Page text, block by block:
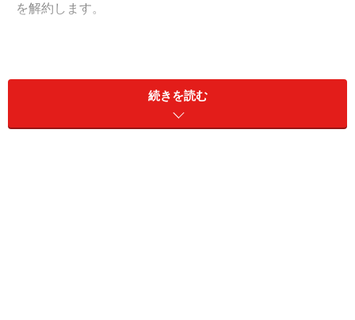
を解約します。
続きを読む